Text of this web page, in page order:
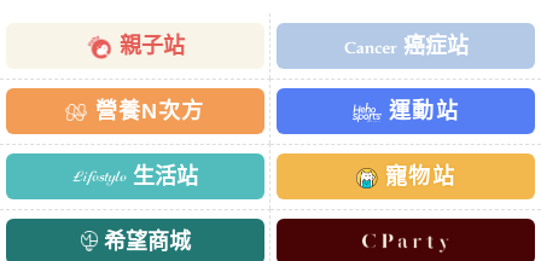
親子站 癌症站
營養N次方 運動站
生活站 寵物站
希望商城